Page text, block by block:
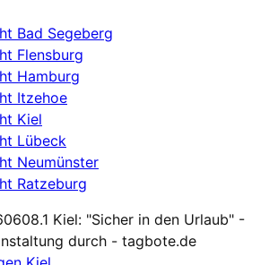
Bad Segeberg
Flensburg
Hamburg
Itzehoe
Kiel
Lübeck
Neumünster
Ratzeburg
Kiel: "Sicher in den Urlaub" -
durch - tagbote.de